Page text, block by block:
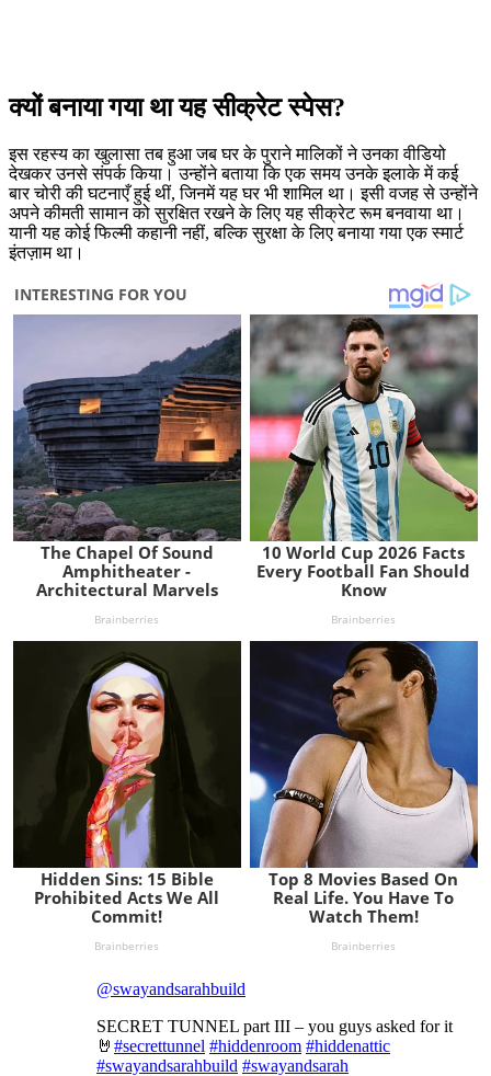
क्यों बनाया गया था यह सीक्रेट स्पेस?
इस रहस्य का खुलासा तब हुआ जब घर के पुराने मालिकों ने उनका वीडियो
देखकर उनसे संपर्क किया। उन्होंने बताया कि एक समय उनके इलाके में कई
बार चोरी की घटनाएँ हुई थीं, जिनमें यह घर भी शामिल था। इसी वजह से उन्होंने
अपने कीमती सामान को सुरक्षित रखने के लिए यह सीक्रेट रूम बनवाया था।
यानी यह कोई फिल्मी कहानी नहीं, बल्कि सुरक्षा के लिए बनाया गया एक स्मार्ट
इंतज़ाम था।
@swayandsarahbuild
SECRET TUNNEL part III – you guys asked for it
🤘 #secrettunnel #hiddenroom #hiddenattic
#swayandsarahbuild #swayandsarah